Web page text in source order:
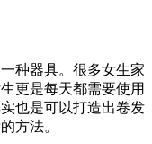
种器具。很多女生家
更是每天都需要使用
也是可以打造出卷发
方法。